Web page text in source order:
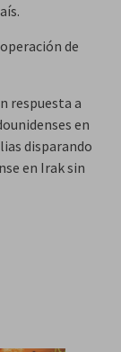
de
respuesta a
en
disparando
en Irak sin